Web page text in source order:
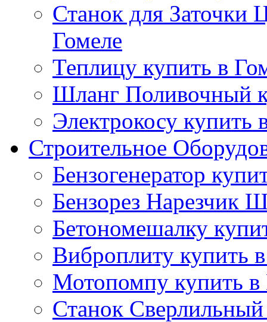
Станок для Заточки
Гомеле
Теплицу купить в
Шланг Поливочный
Электрокосу купить
Строительное
Бензогенератор
Бензорез Нарезчик
Бетономешалку
Виброплиту купить
Мотопомпу купить в
Станок